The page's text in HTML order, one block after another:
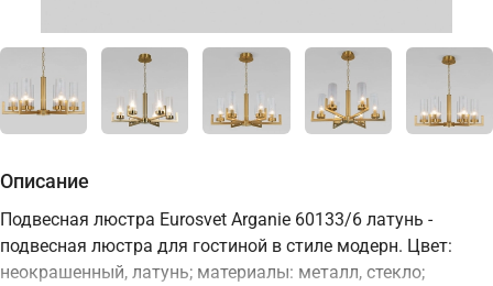
Описание
Подвесная люстра Eurosvet Arganie 60133/6 латунь -
подвесная люстра для гостиной в стиле модерн. Цвет:
неокрашенный, латунь; материалы: металл, стекло;